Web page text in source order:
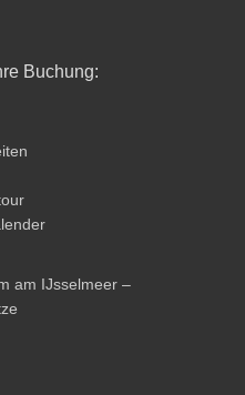
Buchung:
am IJsselmeer –